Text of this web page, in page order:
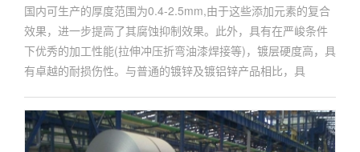
国内可生产的厚度范围为0.4-2.5mm,由于这些添加元素的复合
效果，进一步提高了其腐蚀抑制效果。此外，具有在严峻条件
下优秀的加工性能(拉伸冲压折弯油漆焊接等)，镀层硬度高，具
有卓越的耐损伤性。与普通的镀锌及镀铝锌产品相比，具